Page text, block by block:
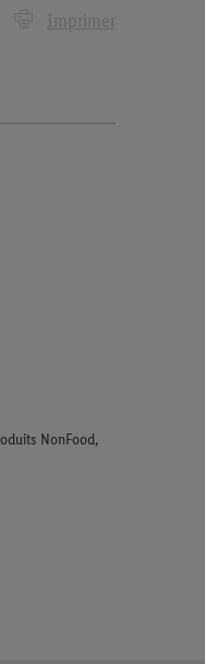
Imprimer
NonFood,